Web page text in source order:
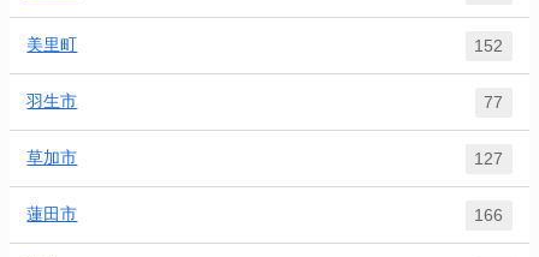
美里町 152
羽生市 77
草加市 127
蓮田市 166